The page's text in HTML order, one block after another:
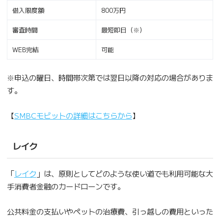
借入限度額 800万円
審査時間 最短即日（※）
WEB完結 可能
※申込の曜日、時間帯次第では翌日以降の対応の場合がありま
す。
【SMBCモビットの詳細はこちらから】
レイク
「レイク 」は、原則としてどのような使い道でも利用可能な大
手消費者金融のカードローンです。
公共料金の支払いやペットの治療費、引っ越しの費用といった